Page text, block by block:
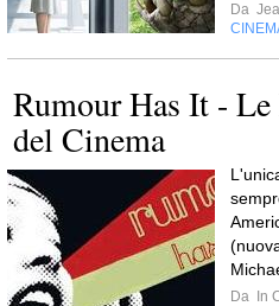
Da
Rumour Has It -
del Cinema
Da
In